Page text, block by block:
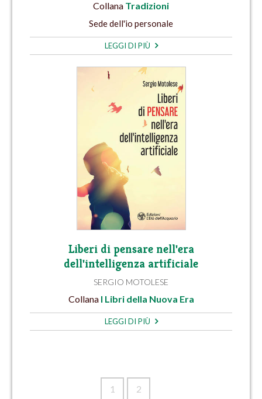
Collana Tradizioni
Sede dell'io personale
LEGGI DI PIÙ
Liberi di pensare nell'era
dell'intelligenza artificiale
SERGIO MOTOLESE
Collana I Libri della Nuova Era
LEGGI DI PIÙ
1 2